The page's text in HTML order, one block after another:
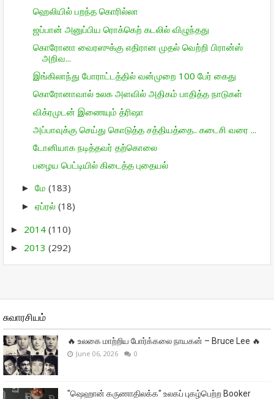
ஹெலியில் பறந்த கொரில்லா
ஜப்பான் அனுப்பிய ரொக்கெற் கடலில் விழுந்தது
கொரோனா வைரஸுக்கு எதிரான முதல் வெற்றி பிரான்ஸ்
அறிவ...
இங்கிலாந்து போராட்டத்தில் வன்முறை 100 பேர் கைது
கொரோனாவால் உலக அளவில் அதிகம் பாதித்த நாடுகள்
விக்ரமுடன் இணையும் த்ரிஷா
அப்பாவுக்கு செய்து கொடுத்த சத்தியத்தை.. கடைசி வரை ...
டோனியாக நடித்தவர் தற்கொலை
பழைய பெட்டியில் கிடைத்த புதையல்
► மே (183)
► ஏப்ரல் (18)
► 2014 (110)
► 2013 (292)
சுவாரசியம்
🔥 உலகை மாற்றிய போர்க்கலை நாயகன் – Bruce Lee 🔥
June 06, 2026 0
"ஷெஹான் கருணாதிலக்க" உலகப் புகழ்பெற்ற Booker